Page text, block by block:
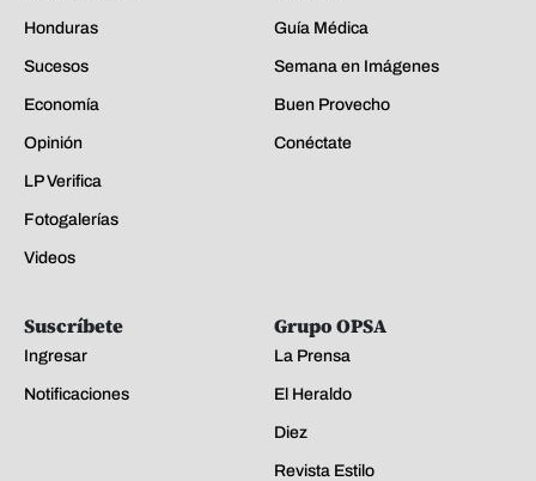
Honduras
Sucesos
Economía
Opinión
LP Verifica
Fotogalerías
Videos
Guía Médica
Semana en Imágenes
Buen Provecho
Conéctate
Suscríbete
Ingresar
Notificaciones
Grupo OPSA
La Prensa
El Heraldo
Diez
Revista Estilo